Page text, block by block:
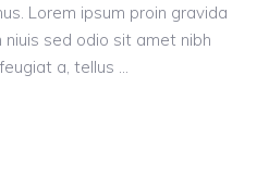
Lorem ipsum proin gravida
sed odio sit amet nibh
a, tellus